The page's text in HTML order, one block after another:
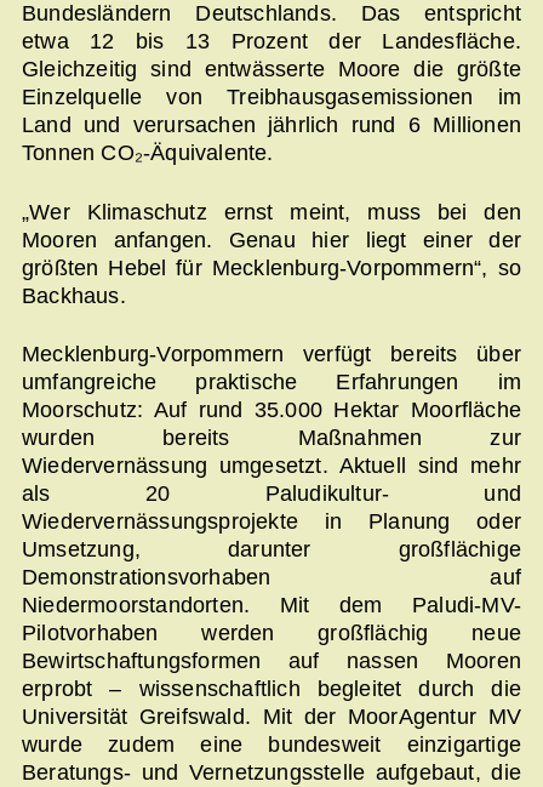
Bundesländern Deutschlands. Das entspricht
etwa 12 bis 13 Prozent der Landesfläche.
Gleichzeitig sind entwässerte Moore die größte
Einzelquelle von Treibhausgasemissionen im
Land und verursachen jährlich rund 6 Millionen
Tonnen CO₂-Äquivalente.
„Wer Klimaschutz ernst meint, muss bei den
Mooren anfangen. Genau hier liegt einer der
größten Hebel für Mecklenburg-Vorpommern“, so
Backhaus.
Mecklenburg-Vorpommern verfügt bereits über
umfangreiche praktische Erfahrungen im
Moorschutz: Auf rund 35.000 Hektar Moorfläche
wurden bereits Maßnahmen zur
Wiedervernässung umgesetzt. Aktuell sind mehr
als 20 Paludikultur- und
Wiedervernässungsprojekte in Planung oder
Umsetzung, darunter großflächige
Demonstrationsvorhaben auf
Niedermoorstandorten. Mit dem Paludi-MV-
Pilotvorhaben werden großflächig neue
Bewirtschaftungsformen auf nassen Mooren
erprobt – wissenschaftlich begleitet durch die
Universität Greifswald. Mit der MoorAgentur MV
wurde zudem eine bundesweit einzigartige
Beratungs- und Vernetzungsstelle aufgebaut, die